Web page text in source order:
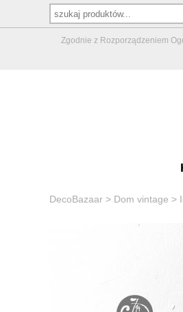
Zgodnie z Rozporządzeniem
DecoBazaar > Dom vintage >